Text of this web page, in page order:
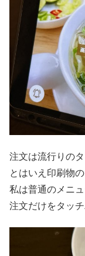
注文は流行りの
とはいえ印刷物
私は普通のメニ
注文だけをタッ